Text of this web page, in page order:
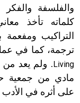
والفلسفة
كلماته تأخذ
التراكيب ومفعمة
ترجمة، كما في
Living . ولم يعد من
مادي من جمعية
على أثره في